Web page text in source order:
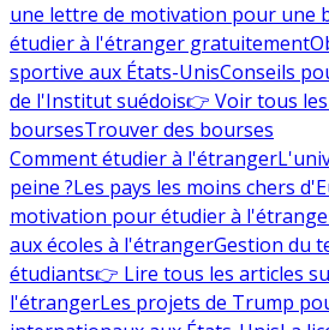
une lettre de motivation pour une
étudier à l'étranger gratuitement
sportive aux États-UnisConseils
de l'Institut suédois👉 Voir tous
boursesTrouver des bourses
Comment étudier à l'étranger
peine ?Les pays les moins chers
motivation pour étudier à
aux écoles à l'étrangerGestion du
étudiants👉 Lire tous les articles
l'étrangerLes projets de Trump